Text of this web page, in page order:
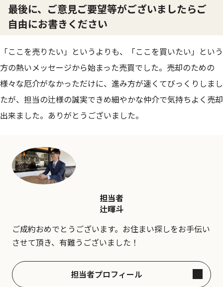
最後に、ご意見ご要望等がございましたらご
自由にお書きください
「ここを売りたい」というよりも、「ここを買いたい」という
方の熱いメッセージから始まった売買でした。売却のための
様々な厄介がなかっただけに、進み方が速くてびっくりしまし
たが、担当の辻様の誠実できめ細やかな仲介で気持ちよく売却
出来ました。ありがとうございました。
担当者
辻暉斗
ご成約おめでとうございます。お住まい探しをお手伝い
させて頂き、有難うございました！
担当者プロフィール